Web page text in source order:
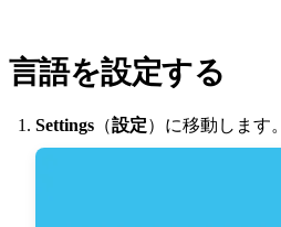
言語を設定する
Settings （設定）に移動します。